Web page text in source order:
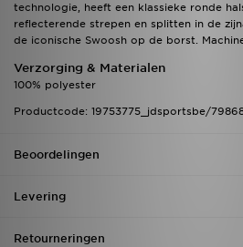
technologie, heeft een klassieke ronde
reflecterende strepen en splitten in de
de iconische Swoosh op de borst.
Verzorging & Materialen
100% polyester
Productcode: 19753775_jdsportsbe/
Beoordelingen
Levering
Retourneringen